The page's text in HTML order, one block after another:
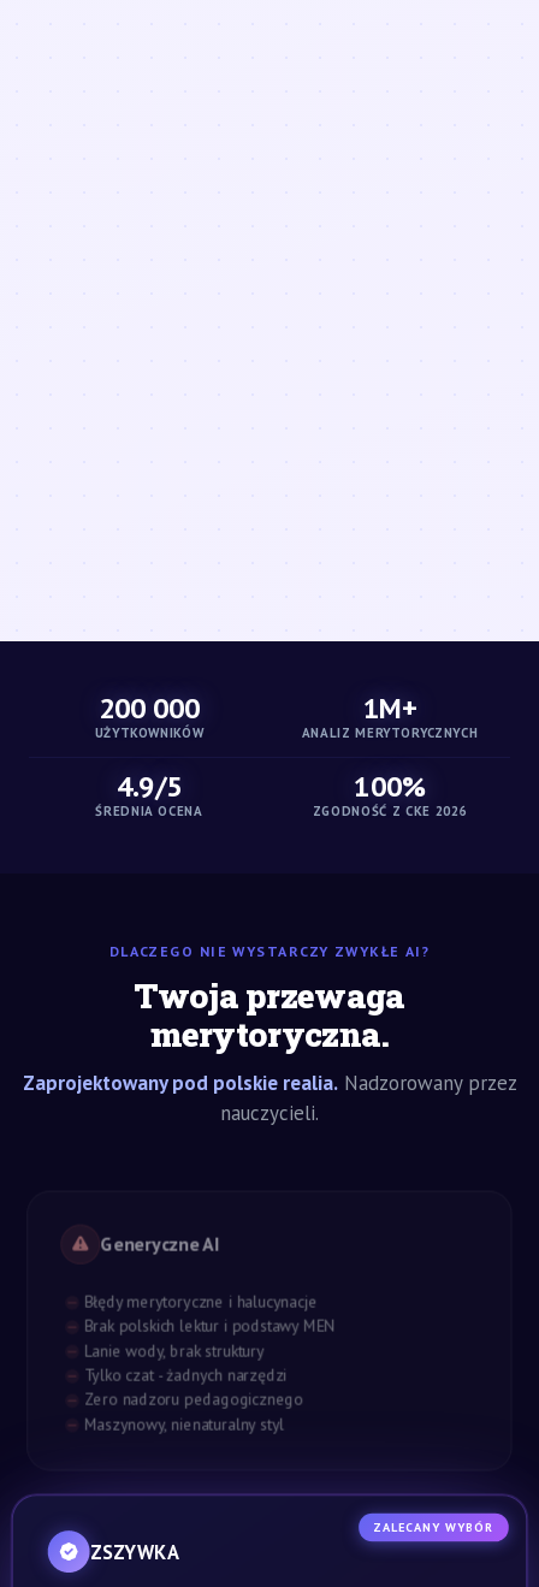
200 000
UŻYTKOWNIKÓW
1M+
ANALIZ MERYTORYCZNYCH
4.9/5
ŚREDNIA OCENA
100%
ZGODNOŚĆ Z CKE 2026
DLACZEGO NIE WYSTARCZY ZWYKŁE AI?
Twoja przewaga
merytoryczna.
Zaprojektowany pod polskie realia.Nadzorowany przez
nauczycieli.
Generyczne AI
Błędy merytoryczne i halucynacje
Brak polskich lektur i podstawy MEN
Lanie wody, brak struktury
Tylko czat - żadnych narzędzi
Zero nadzoru pedagogicznego
Maszynowy, nienaturalny styl
ZALECANY WYBÓR
ZSZYWKA